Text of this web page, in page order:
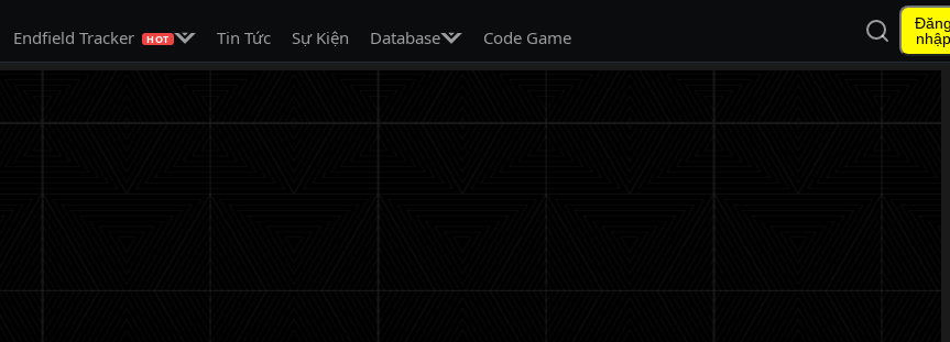
Endfield Tracker HOT Mở menu con
Tin Tức Sự Kiện DatabaseMở menu conCode Game
Mở tìm
nhập